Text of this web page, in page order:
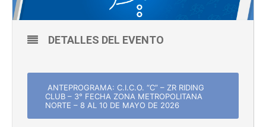
DETALLES DEL EVENTO
ANTEPROGRAMA: C.I.C.O. “C” – ZR RIDING
CLUB – 3° FECHA ZONA METROPOLITANA
NORTE – 8 AL 10 DE MAYO DE 2026